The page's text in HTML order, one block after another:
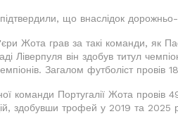
підтвердили, що внаслідок
Жота грав за такі команди, як
Ліверпуля він здобув титул
Загалом футболіст провів
команди Португалії Жота провів
здобувши трофей у 2019 та 2025